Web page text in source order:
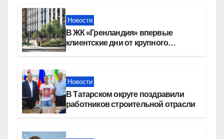
Новости
В ЖК «Гренландия» впервые
клиентские дни от крупного
Новости
В Татарском округе поздравили
работников строительной отрасли